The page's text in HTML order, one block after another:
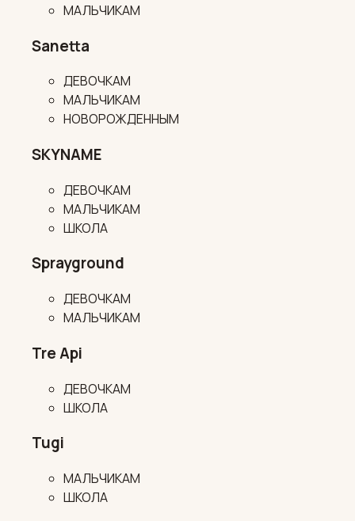
МАЛЬЧИКАМ
Sanetta
ДЕВОЧКАМ
МАЛЬЧИКАМ
НОВОРОЖДЕННЫМ
SKYNAME
ДЕВОЧКАМ
МАЛЬЧИКАМ
ШКОЛА
Sprayground
ДЕВОЧКАМ
МАЛЬЧИКАМ
Tre Api
ДЕВОЧКАМ
ШКОЛА
Tugi
МАЛЬЧИКАМ
ШКОЛА